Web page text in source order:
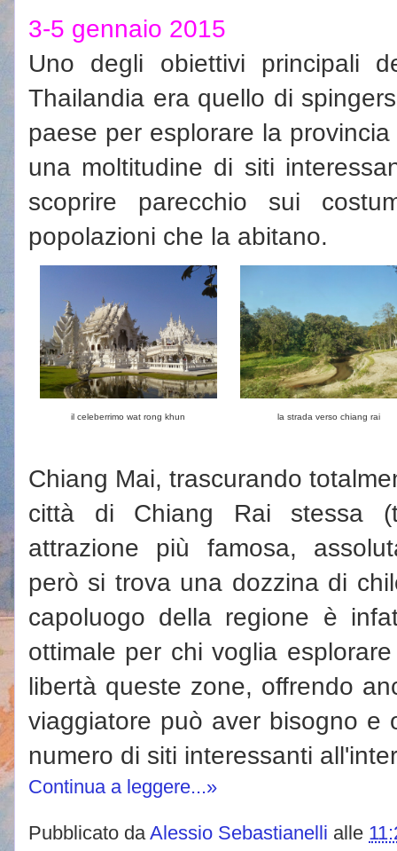
3-5 gennaio 2015
Uno degli obiettivi principali
Thailandia era quello di
paese per esplorare la
una moltitudine di siti
scoprire parecchio sui
popolazioni che la abitano.
il celeberrimo wat rong khun la strada verso chiang rai
Chiang Mai, trascurando
città di Chiang Rai stessa
attrazione più famosa,
però si trova una dozzina di
capoluogo della regione è
ottimale per chi voglia
libertà queste zone, offrendo
viaggiatore può aver bisogno e
numero di siti interessanti
Continua a leggere...»
Pubblicato daAlessio Sebastianelli alle